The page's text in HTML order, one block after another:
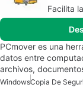
Facilita
PCmover es una
datos entre
archivos,
WindowsCopia De